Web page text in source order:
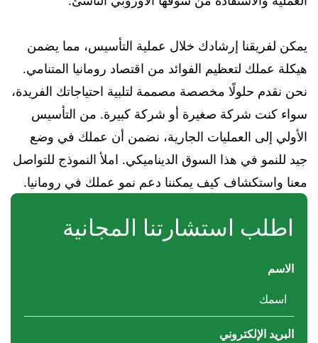
اطلب استشارتنا المجانية
الاسم
البريد الإلكتروني
يمكن لفريقنا إرشادك خلال عملية التأسيس، مما يضمن
هيكلة عملك لتعظيم الفوائد من اقتصاد رومانيا المتنامي.
نحن نقدم حلولًا مخصصة مصممة لتلبية احتياجاتك الفريدة،
سواء كنت شركة صغيرة أو شركة كبيرة. من التأسيس
الأولي إلى العمليات الجارية، نضمن أن عملك في وضع
جيد للنمو في هذا السوق الديناميكي. املأ النموذج للتواصل
معنا واستكشاف كيف يمكننا دعم نمو عملك في رومانيا.